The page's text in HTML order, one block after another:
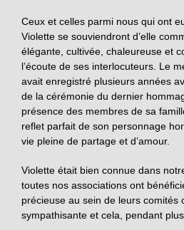
Ceux et celles parmi nous qui ont
Violette se souviendront d’elle
élégante, cultivée, chaleureuse et
l’écoute de ses interlocuteurs. Le
avait enregistré plusieurs années
de la cérémonie du dernier
présence des membres de sa
reflet parfait de son personnage
vie pleine de partage et d’amour.
Violette était bien connue dans
toutes nos associations ont
précieuse au sein de leurs comités
sympathisante et cela, pendant